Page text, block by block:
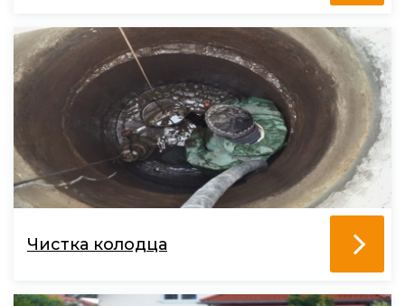
Чистка колодца